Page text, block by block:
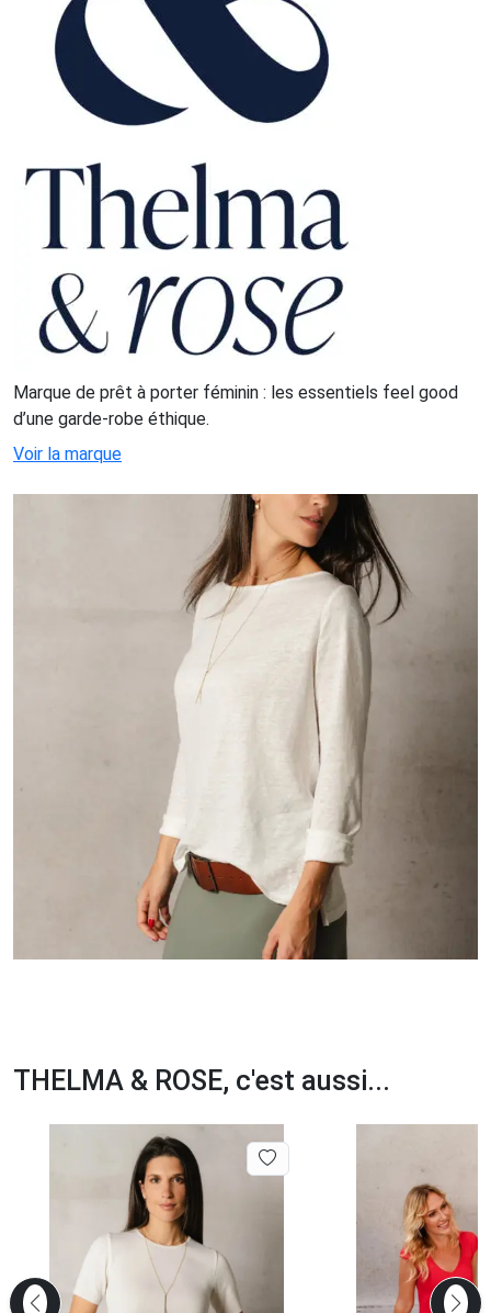
Marque de prêt à porter féminin : les essentiels feel good
d’une garde-robe éthique.
Voir la marque
THELMA & ROSE, c'est aussi...